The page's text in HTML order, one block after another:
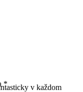
* Povinné v každom